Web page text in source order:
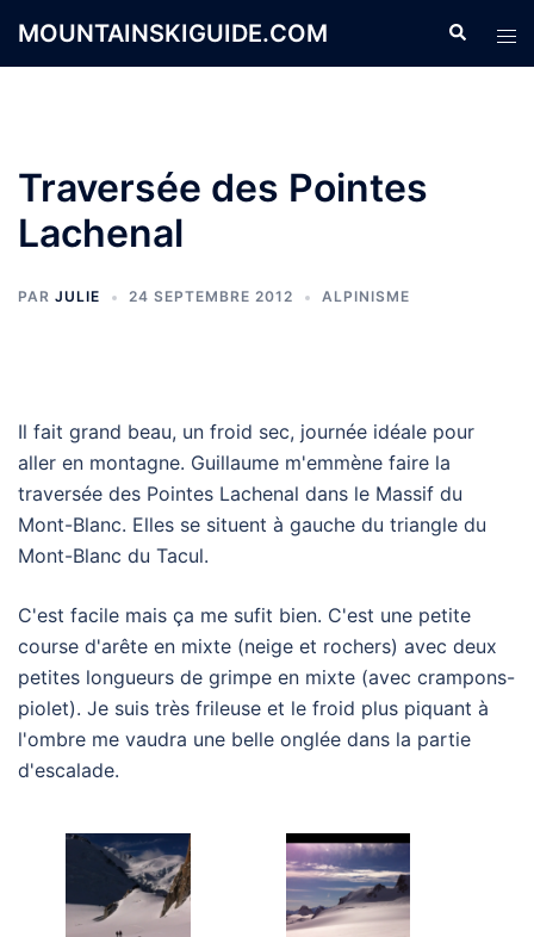
auMOUNTAINSKIGUIDE.COM
le
Traversée des Pointes
Lachenal
PAR JULIE 24 SEPTEMBRE 2012 ALPINISME
Il fait grand beau, un froid sec, journée idéale pour
aller en montagne. Guillaume m'emmène faire la
traversée des Pointes Lachenal dans le Massif du
Mont-Blanc. Elles se situent à gauche du triangle du
Mont-Blanc du Tacul.
C'est facile mais ça me sufit bien. C'est une petite
course d'arête en mixte (neige et rochers) avec deux
petites longueurs de grimpe en mixte (avec crampons-
piolet). Je suis très frileuse et le froid plus piquant à
l'ombre me vaudra une belle onglée dans la partie
d'escalade.